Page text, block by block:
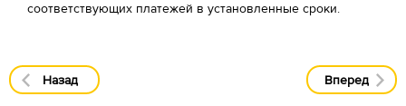
соответствующих платежей в установленные сроки.
Назад Вперед